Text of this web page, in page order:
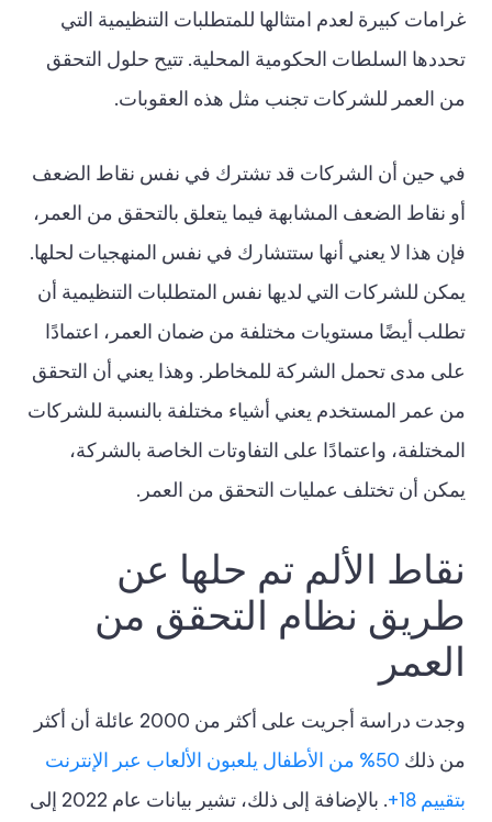
غرامات كبيرة لعدم امتثالها للمتطلبات التنظيمية التي
تحددها السلطات الحكومية المحلية. تتيح حلول التحقق
من العمر للشركات تجنب مثل هذه العقوبات.
في حين أن الشركات قد تشترك في نفس نقاط الضعف
أو نقاط الضعف المشابهة فيما يتعلق بالتحقق من العمر،
فإن هذا لا يعني أنها ستتشارك في نفس المنهجيات لحلها.
يمكن للشركات التي لديها نفس المتطلبات التنظيمية أن
تطلب أيضًا مستويات مختلفة من ضمان العمر، اعتمادًا
على مدى تحمل الشركة للمخاطر. وهذا يعني أن التحقق
من عمر المستخدم يعني أشياء مختلفة بالنسبة للشركات
المختلفة، واعتمادًا على التفاوتات الخاصة بالشركة،
يمكن أن تختلف عمليات التحقق من العمر.
نقاط الألم تم حلها عن
طريق نظام التحقق من
العمر
وجدت دراسة أجريت على أكثر من 2000 عائلة أن أكثر
من ذلك
50% من الأطفال يلعبون الألعاب عبر الإنترنت
بتقييم 18+
. بالإضافة إلى ذلك، تشير بيانات عام 2022 إلى